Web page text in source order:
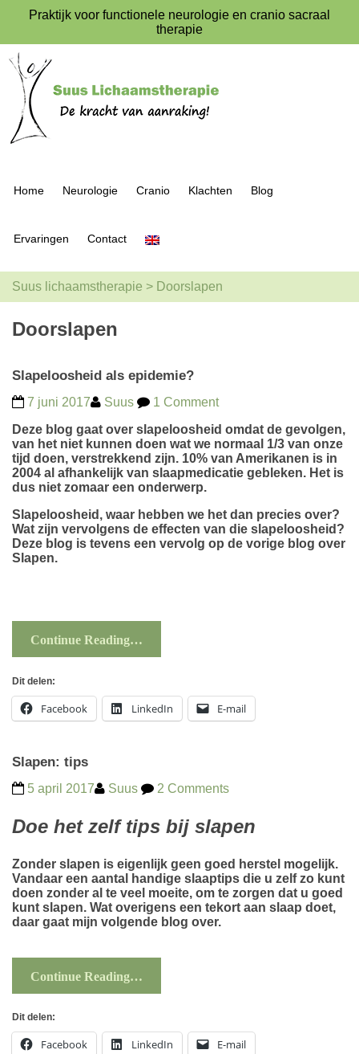
Praktijk voor functionele neurologie en cranio sacraal
therapie
Home Neurologie Cranio Klachten Blog
Ervaringen Contact
Suus lichaamstherapie > Doorslapen
Doorslapen
Slapeloosheid als epidemie?
7 juni 2017 Suus
1 Comment
Deze blog gaat over slapeloosheid omdat de gevolgen,
van het niet kunnen doen wat we normaal 1/3 van onze
tijd doen, verstrekkend zijn. 10% van Amerikanen is in
2004 al afhankelijk van slaapmedicatie gebleken. Het is
dus niet zomaar een onderwerp.
Slapeloosheid, waar hebben we het dan precies over?
Wat zijn vervolgens de effecten van die slapeloosheid?
Deze blog is tevens een vervolg op de vorige blog over
Slapen.
Continue Reading…
Dit delen:
Facebook LinkedIn E-mail
Slapen: tips
5 april 2017 Suus 2 Comments
Doe het zelf tips bij slapen
Zonder slapen is eigenlijk geen goed herstel mogelijk.
Vandaar een aantal handige slaaptips die u zelf zo kunt
doen zonder al te veel moeite, om te zorgen dat u goed
kunt slapen. Wat overigens een tekort aan slaap doet,
daar gaat mijn volgende blog over.
Continue Reading…
Dit delen:
Facebook LinkedIn E-mail